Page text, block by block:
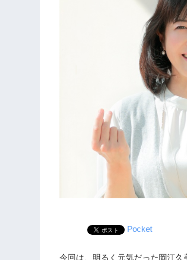
Pocket
今回は、明るく元気だった岡江久